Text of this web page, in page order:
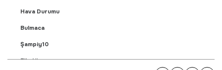
Hava Durumu
Bulmaca
Şampiy10
Fikstür